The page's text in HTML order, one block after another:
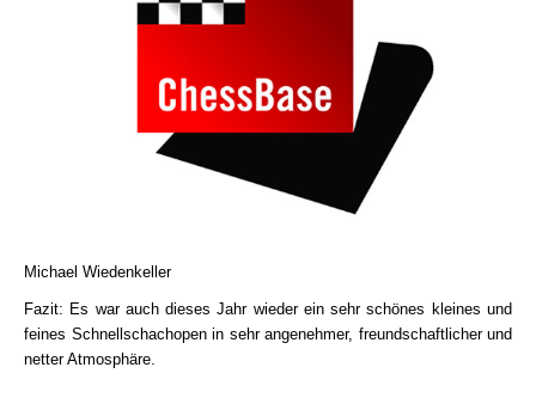
Michael Wiedenkeller
Fazit: Es war auch dieses Jahr wieder ein sehr schönes kleines und
feines Schnellschachopen in sehr angenehmer, freundschaftlicher und
netter Atmosphäre.